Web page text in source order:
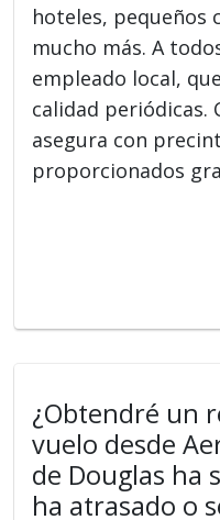
hoteles, pequeños
mucho más. A
empleado local,
calidad periódicas.
asegura con
proporcionados
¿Obtendré un
vuelo desde
de Douglas ha
ha atrasado o